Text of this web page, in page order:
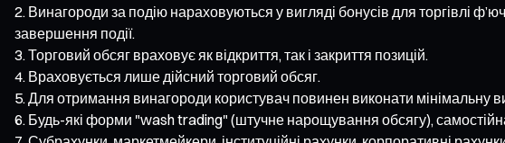
Винагороди за подію нараховуються у вигляді бонусів для торгівлі
завершення події.
Торговий обсяг враховує як відкриття, так і закриття позицій.
Враховується лише дійсний торговий обсяг.
Для отримання винагороди користувач повинен виконати мінімальну
Будь-які форми "wash trading" (штучне нарощування обсягу),